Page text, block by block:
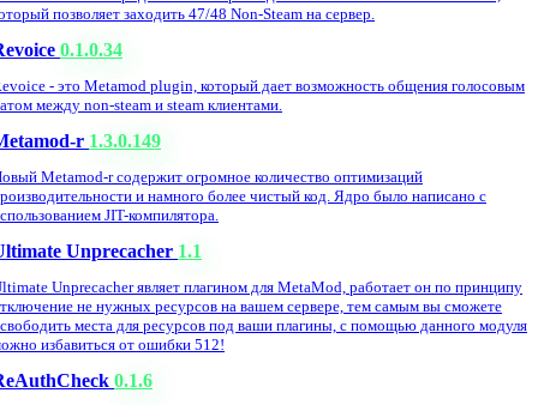
позволяет заходить 47/48 Non-Steam на сервер.
0.1.0.34
- это Metamod plugin, который дает возможность общения голосовым
между non-steam и steam клиентами.
r 1.3.0.149
Metamod-r содержит огромное количество оптимизаций
и намного более чистый код. Ядро было написано с
JIT-компилятора.
Unprecacher 1.1
Unprecacher являет плагином для MetaMod, работает он по принципу
не нужных ресурсов на вашем сервере, тем самым вы сможете
места для ресурсов под ваши плагины, с помощью данного модуля
избавиться от ошибки 512!
0.1.6